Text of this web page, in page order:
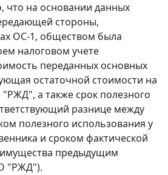
что на основании данных
стороны,
ОС-1, обществом была
налоговом учете
переданных основных
остаточной стоимости на
а также срок полезного
разнице между
полезного использования у
и сроком фактической
имущества предыдущим
"РЖД").